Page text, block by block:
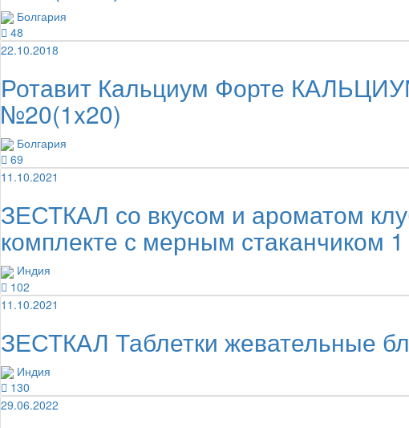
Болгария
48
22.10.2018
Ротавит Кальциум Форте
№20(1x20)
Болгария
69
11.10.2021
ЗЕСТКАЛ со вкусом и ароматом
комплекте с мерным стаканчиком 1
Индия
102
11.10.2021
ЗЕСТКАЛ Таблетки жевательные
Индия
130
29.06.2022